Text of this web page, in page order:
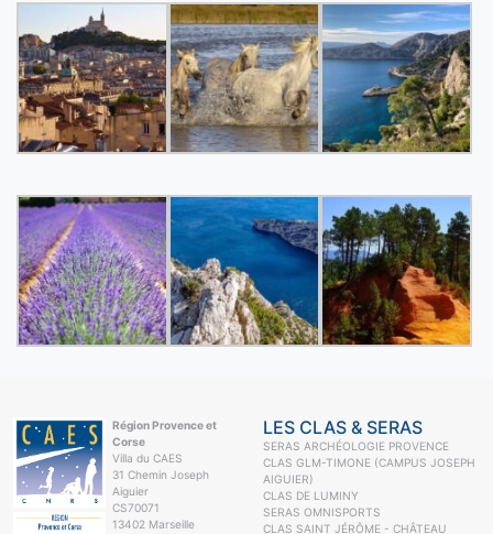
Région Provence et
Corse
Villa du CAES
31 Chemin Joseph
Aiguier
CS70071
13402 Marseille
LES CLAS & SERAS
SERAS ARCHÉOLOGIE PROVENCE
CLAS GLM-TIMONE (CAMPUS JOSEPH
AIGUIER)
CLAS DE LUMINY
SERAS OMNISPORTS
CLAS SAINT JÉRÔME - CHÂTEAU